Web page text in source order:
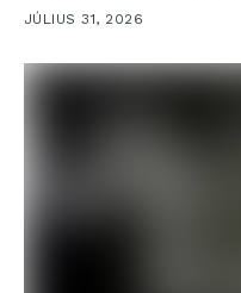
JÚLIUS 31, 2026